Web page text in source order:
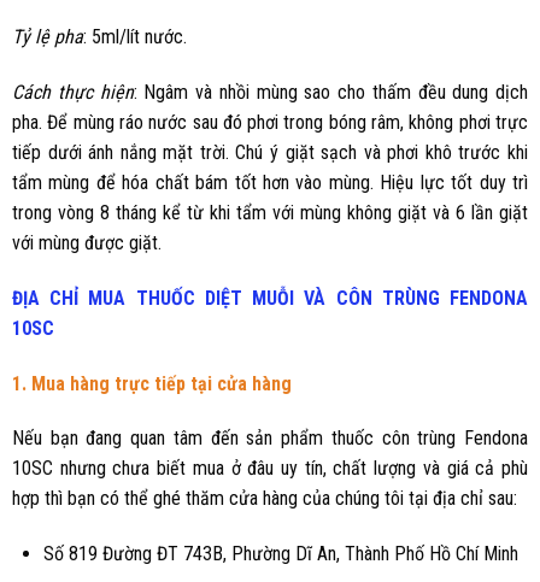
Tỷ lệ pha: 5ml/lít nước.
Cách thực hiện: Ngâm và nhồi mùng sao cho thấm đều dung dịch
pha. Để mùng ráo nước sau đó phơi trong bóng râm, không phơi trực
tiếp dưới ánh nắng mặt trời. Chú ý giặt sạch và phơi khô trước khi
tẩm mùng để hóa chất bám tốt hơn vào mùng. Hiệu lực tốt duy trì
trong vòng 8 tháng kể từ khi tẩm với mùng không giặt và 6 lần giặt
với mùng được giặt.
ĐỊA CHỈ MUA THUỐC DIỆT MUỖI VÀ CÔN TRÙNG FENDONA
10SC
1. Mua hàng trực tiếp tại cửa hàng
Nếu bạn đang quan tâm đến sản phẩm thuốc côn trùng Fendona
10SC nhưng chưa biết mua ở đâu uy tín, chất lượng và giá cả phù
hợp thì bạn có thể ghé thăm cửa hàng của chúng tôi tại địa chỉ sau:
Số 819 Đường ĐT 743B, Phường Dĩ An, Thành Phố Hồ Chí Minh